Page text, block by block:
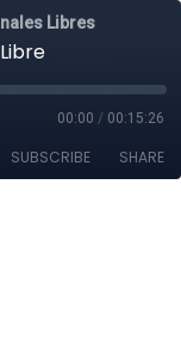
Libres
00:00 / 00:15:26
SUBSCRIBE SHARE